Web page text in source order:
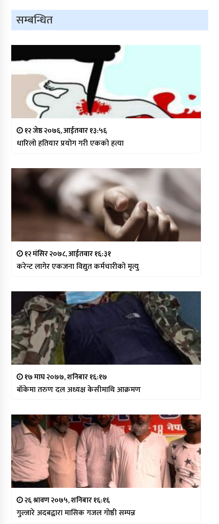
सम्बन्धित
१२ जेष्ठ २०७६, आईतवार १३:५६
धारिलो हतियार प्रयोग गरी एकको हत्या
१२ मंसिर २०७८, आईतवार १६:३१
करेन्ट लागेर एकजना विद्युत कर्मचारीको मृत्यु
१७ माघ २०७७, शनिबार १६:१७
बाँकेमा तरुण दल अध्यक्ष केसीमाथि आक्रमण
२६ श्रावण २०७५, शनिबार १६:१६
गुल्जारे अदबद्वारा मासिक गजल गोष्ठी सम्पन्न